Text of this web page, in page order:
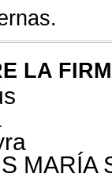
LA
MARÍA